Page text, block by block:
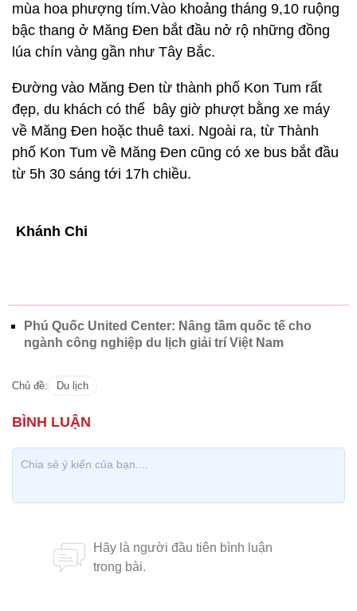
mùa hoa phượng tím.Vào khoảng tháng 9,10 ruộng
bậc thang ở Măng Đen bắt đầu nở rộ những đồng
lúa chín vàng gần như Tây Bắc.
Đường vào Măng Đen từ thành phố Kon Tum rất
đẹp, du khách có thể bây giờ phượt bằng xe máy
về Măng Đen hoặc thuê taxi. Ngoài ra, từ Thành
phố Kon Tum về Măng Đen cũng có xe bus bắt đầu
từ 5h 30 sáng tới 17h chiều.
Khánh Chi
Phú Quốc United Center: Nâng tầm quốc tế cho
ngành công nghiệp du lịch giải trí Việt Nam
Chủ đề: Du lịch